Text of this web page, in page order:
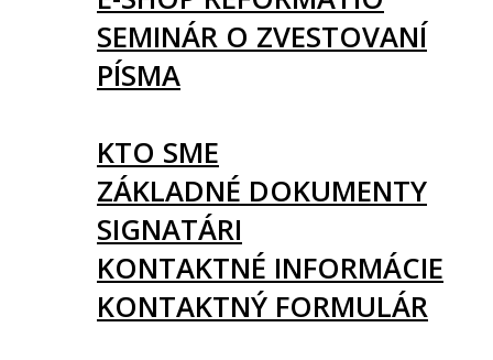
SEMINÁR O ZVESTOVANÍ
PÍSMA
KTO SME
ZÁKLADNÉ DOKUMENTY
SIGNATÁRI
KONTAKTNÉ INFORMÁCIE
KONTAKTNÝ FORMULÁR